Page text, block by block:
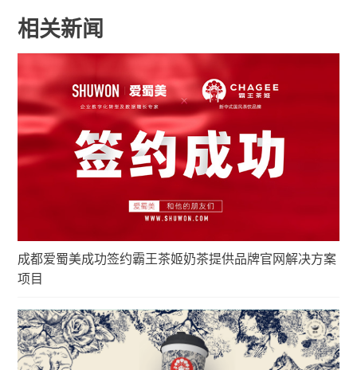
相关新闻
成都爱蜀美成功签约霸王茶姬奶茶提供品牌官网解决方案
项目